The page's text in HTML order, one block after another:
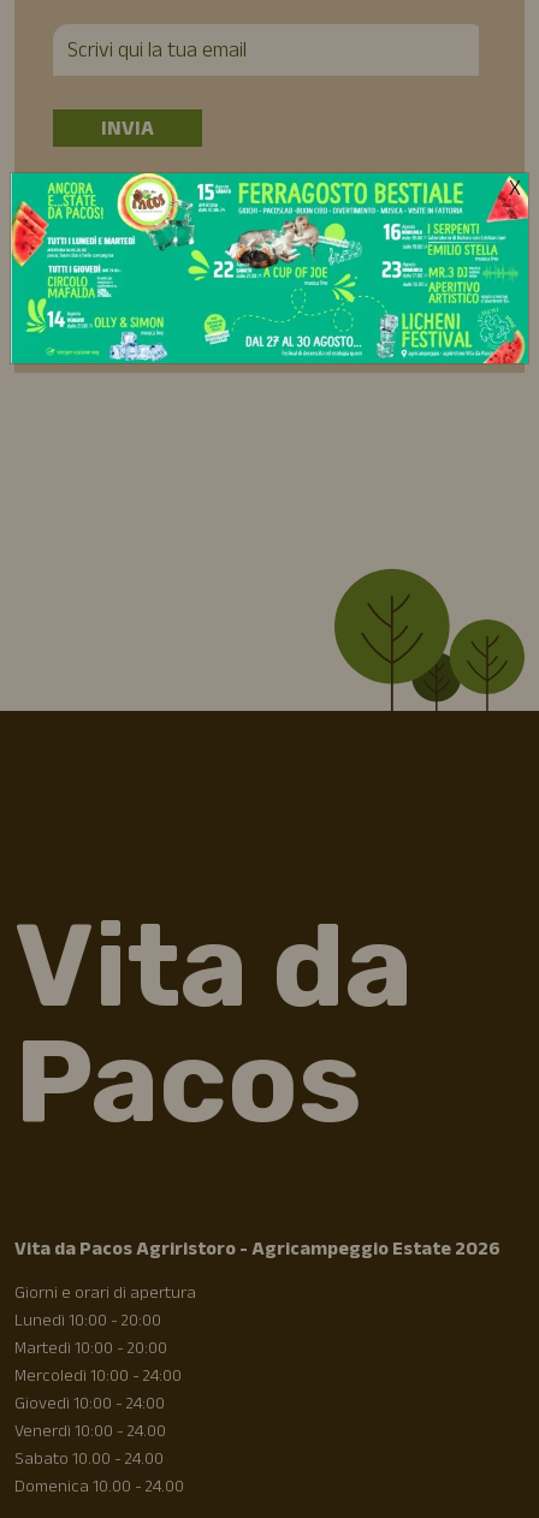
X
Ho preso visione della Privacy Policy e acconsento al
trattamento dei miei dati personali
Vita da
Pacos
Vita da Pacos Agriristoro - Agricampeggio Estate 2026
Giorni e orari di apertura
Lunedì 10:00 - 20:00
Martedì 10:00 - 20:00
Mercoledì 10:00 - 24:00
Giovedì 10:00 - 24:00
Venerdì 10:00 - 24.00
Sabato 10.00 - 24.00
Domenica 10.00 - 24.00